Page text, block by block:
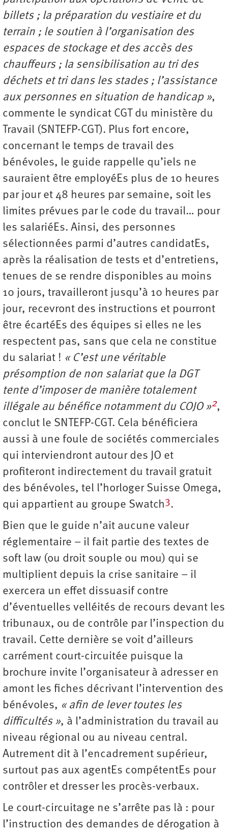
billets ; la préparation du vestiaire et du
terrain ; le soutien à l’organisation des
espaces de stockage et des accès des
chauffeurs ; la sensibilisation au tri des
déchets et tri dans les stades ; l’assistance
aux personnes en situation de handicap »,
commente le syndicat CGT du ministère du
Travail (SNTEFP-CGT). Plus fort encore,
concernant le temps de travail des
bénévoles, le guide rappelle qu’iels ne
sauraient être employéEs plus de 10 heures
par jour et 48 heures par semaine, soit les
limites prévues par le code du travail… pour
les salariéEs. Ainsi, des personnes
sélectionnées parmi d’autres candidatEs,
après la réalisation de tests et d’entretiens,
tenues de se rendre disponibles au moins
10 jours, travailleront jusqu’à 10 heures par
jour, recevront des instructions et pourront
être écartéEs des équipes si elles ne les
respectent pas, sans que cela ne constitue
du salariat ! « C’est une véritable
présomption de non salariat que la DGT
tente d’imposer de manière totalement
illégale au bénéfice notamment du COJO »2,
conclut le SNTEFP-CGT. Cela bénéficiera
aussi à une foule de sociétés commerciales
qui interviendront autour des JO et
profiteront indirectement du travail gratuit
des bénévoles, tel l’horloger Suisse Omega,
qui appartient au groupe Swatch3.
Bien que le guide n’ait aucune valeur
réglementaire – il fait partie des textes de
soft law (ou droit souple ou mou) qui se
multiplient depuis la crise sanitaire – il
exercera un effet dissuasif contre
d’éventuelles velléités de recours devant les
tribunaux, ou de contrôle par l’inspection du
travail. Cette dernière se voit d’ailleurs
carrément court-circuitée puisque la
brochure invite l’organisateur à adresser en
amont les fiches décrivant l’intervention des
bénévoles, « afin de lever toutes les
difficultés », à l’administration du travail au
niveau régional ou au niveau central.
Autrement dit à l’encadrement supérieur,
surtout pas aux agentEs compétentEs pour
contrôler et dresser les procès-verbaux.
Le court-circuitage ne s’arrête pas là : pour
l’instruction des demandes de dérogation à